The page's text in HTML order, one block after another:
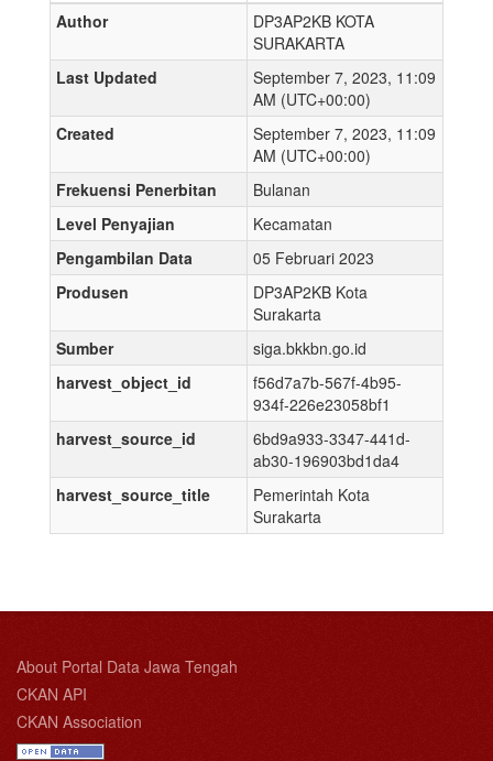
Author
DP3AP2KB KOTA
SURAKARTA
Last Updated
September 7, 2023, 11:09
AM (UTC+00:00)
Created
September 7, 2023, 11:09
AM (UTC+00:00)
Frekuensi Penerbitan
Bulanan
Level Penyajian
Kecamatan
Pengambilan Data
05 Februari 2023
Produsen
DP3AP2KB Kota
Surakarta
Sumber
siga.bkkbn.go.id
harvest_object_id
f56d7a7b-567f-4b95-
934f-226e23058bf1
harvest_source_id
6bd9a933-3347-441d-
ab30-196903bd1da4
harvest_source_title
Pemerintah Kota
Surakarta
About Portal Data Jawa Tengah
CKAN API
CKAN Association